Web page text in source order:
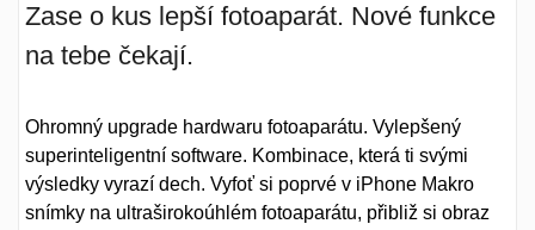
Zase o kus lepší fotoaparát. Nové funkce
na tebe čekají.
Ohromný upgrade hardwaru fotoaparátu. Vylepšený
superinteligentní software. Kombinace, která ti svými
výsledky vyrazí dech. Vyfoť si poprvé v iPhone Makro
snímky na ultraširokoúhlém fotoaparátu, přibliž si obraz